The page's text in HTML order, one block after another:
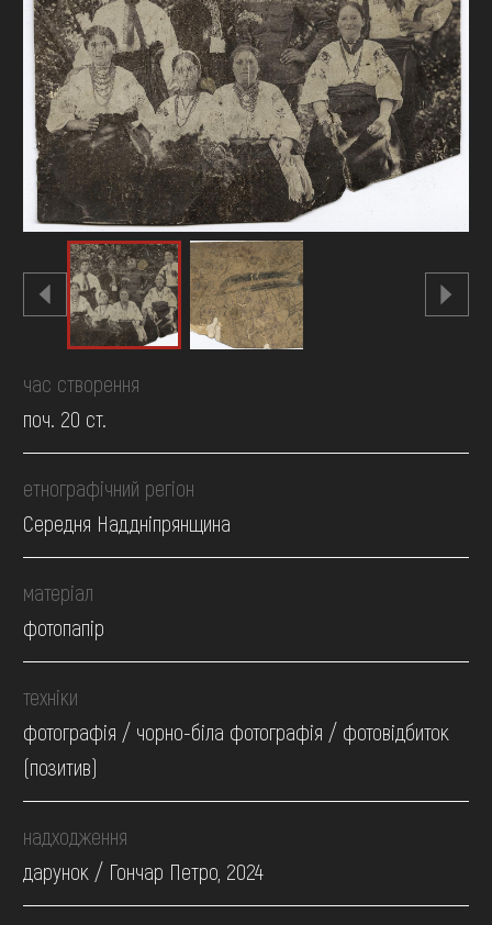
ОНЛАЙН-КРАМНИЦЯ
ПІДТРИМАТИ
час створення
поч. 20 ст.
етнографічний регіон
Середня Наддніпрянщина
матеріал
фотопапір
техніки
фотографія / чорно-біла фотографія / фотовідбиток
(позитив)
надходження
дарунок / Гончар Петро, 2024